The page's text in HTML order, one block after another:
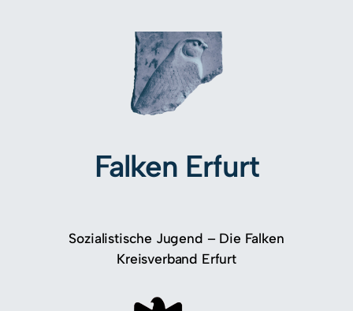
Falken Erfurt
Sozialistische Jugend – Die Falken
Kreisverband Erfurt